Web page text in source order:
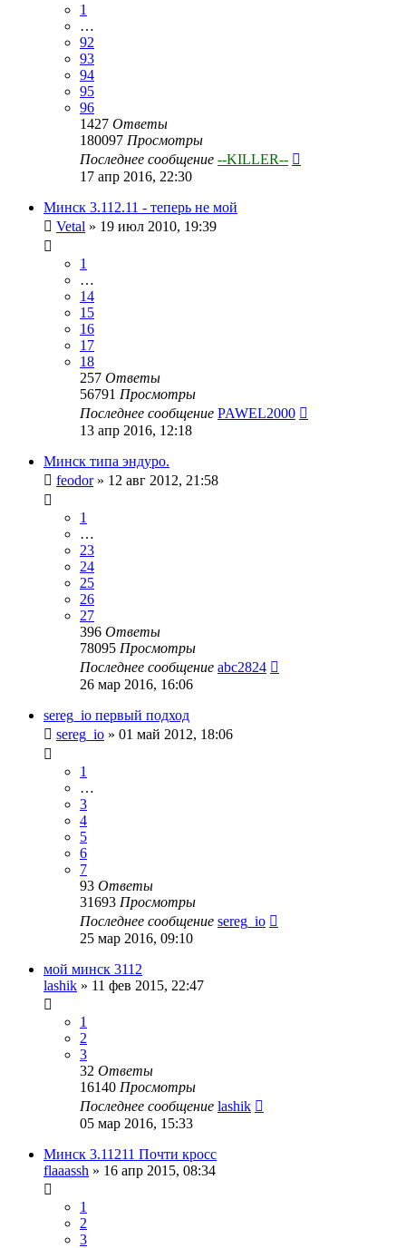
1
…
92
93
94
95
96
1427 Ответы
180097 Просмотры
Последнее сообщение --KILLER--
17 апр 2016, 22:30
Минск 3.112.11 - теперь не мой
Vetal » 19 июл 2010, 19:39
1
…
14
15
16
17
18
257 Ответы
56791 Просмотры
Последнее сообщение PAWEL2000
13 апр 2016, 12:18
Минск типа эндуро.
feodor» 12 авг 2012, 21:58
1
…
23
24
25
26
27
396 Ответы
78095 Просмотры
Последнее сообщение abc2824
26 мар 2016, 16:06
sereg_io первый подход
sereg_io » 01 май 2012, 18:06
1
…
3
4
5
6
7
93 Ответы
31693 Просмотры
Последнее сообщение sereg_io
25 мар 2016, 09:10
мой минск 3112
lashik » 11 фев 2015, 22:47
1
2
3
32 Ответы
16140 Просмотры
Последнее сообщение lashik
05 мар 2016, 15:33
Минск 3.11211 Почти кросс
flaaassh » 16 апр 2015, 08:34
1
2
3